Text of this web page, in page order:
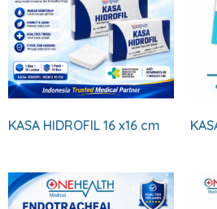
KASA HIDROFIL 16 x16 cm